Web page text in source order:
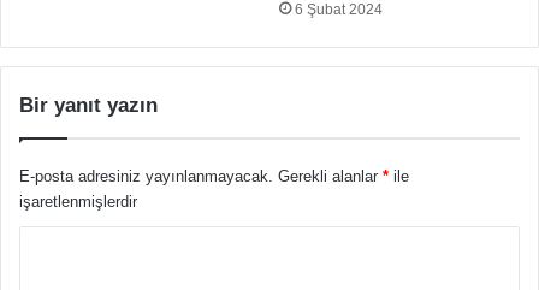
6 Şubat 2024
Bir yanıt yazın
E-posta adresiniz yayınlanmayacak. Gerekli alanlar * ile
işaretlenmişlerdir